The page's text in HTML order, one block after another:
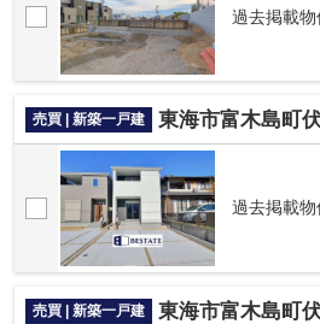
過去掲載物
売買 | 新築一戸建 東海市富木島町
過去掲載物
売買 | 新築一戸建 東海市富木島町